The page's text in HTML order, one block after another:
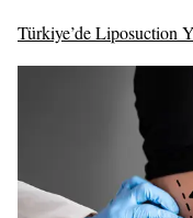
Türkiye’de Liposuction